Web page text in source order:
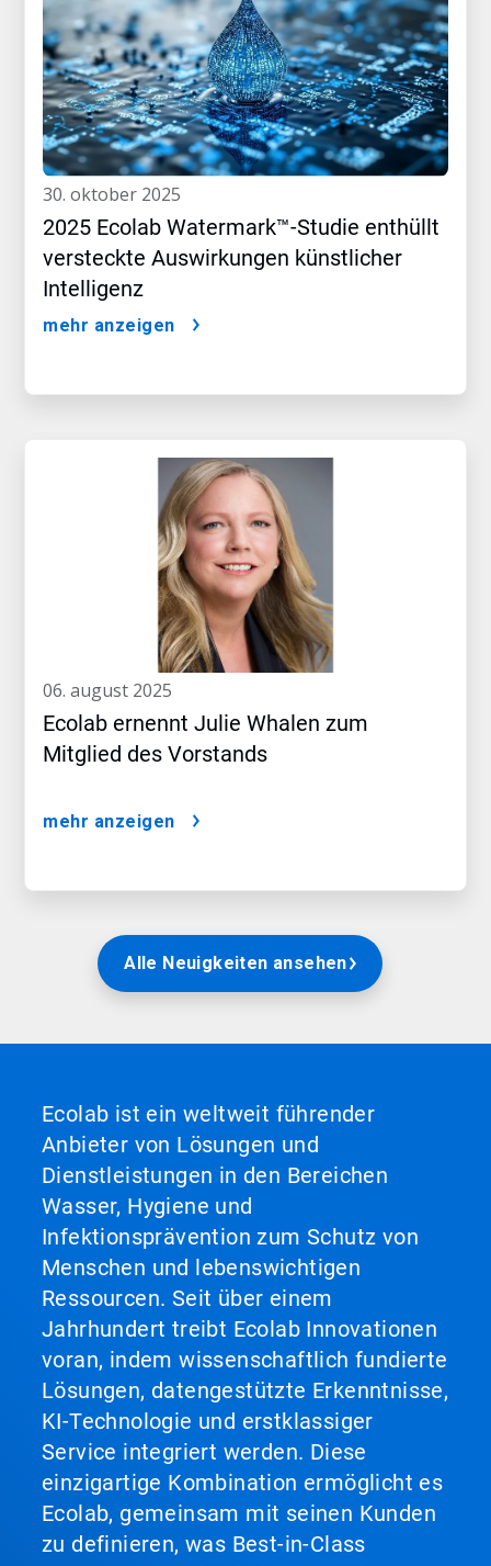
30. oktober 2025
2025 Ecolab Watermark™-Studie enthüllt
versteckte Auswirkungen künstlicher
Intelligenz
mehr anzeigen
06. august 2025
Ecolab ernennt Julie Whalen zum
Mitglied des Vorstands
mehr anzeigen
Alle Neuigkeiten ansehen
Ecolab ist ein weltweit führender
Anbieter von Lösungen und
Dienstleistungen in den Bereichen
Wasser, Hygiene und
Infektionsprävention zum Schutz von
Menschen und lebenswichtigen
Ressourcen. Seit über einem
Jahrhundert treibt Ecolab Innovationen
voran, indem wissenschaftlich fundierte
Lösungen, datengestützte Erkenntnisse,
KI-Technologie und erstklassiger
Service integriert werden. Diese
einzigartige Kombination ermöglicht es
Ecolab, gemeinsam mit seinen Kunden
zu definieren, was Best-in-Class